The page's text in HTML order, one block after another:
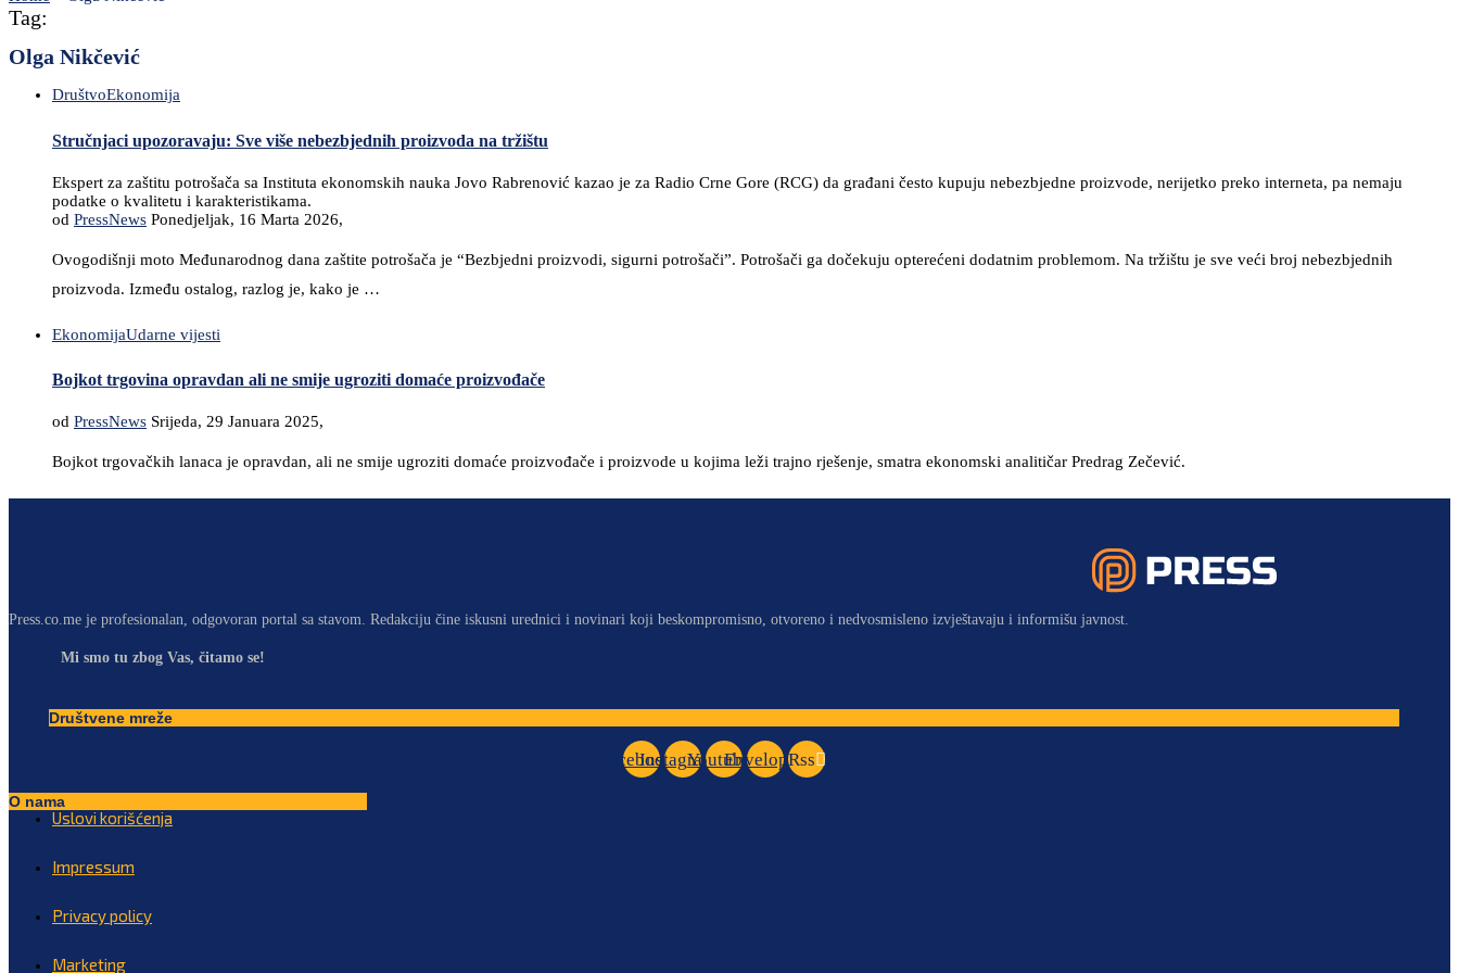
Tag:
Olga Nikčević
DruštvoEkonomija
Stručnjaci upozoravaju: Sve više nebezbjednih proizvoda na tržištu
Ekspert za zaštitu potrošača sa Instituta ekonomskih nauka Jovo Rabrenović kazao je za Radio Crne Gore (RCG) da građani često kupuju nebezbjedne proizvode, nerijetko preko interneta, pa nemaju
podatke o kvalitetu i karakteristikama.
od PressNews Ponedjeljak, 16 Marta 2026,
Ovogodišnji moto Međunarodnog dana zaštite potrošača je “Bezbjedni proizvodi, sigurni potrošači”. Potrošači ga dočekuju opterećeni dodatnim problemom. Na tržištu je sve veći broj nebezbjednih
proizvoda. Između ostalog, razlog je, kako je …
EkonomijaUdarne vijesti
Bojkot trgovina opravdan ali ne smije ugroziti domaće proizvođače
od PressNews Srijeda, 29 Januara 2025,
Bojkot trgovačkih lanaca je opravdan, ali ne smije ugroziti domaće proizvođače i proizvode u kojima leži trajno rješenje, smatra ekonomski analitičar Predrag Zečević.
Press.co.me je profesionalan, odgovoran portal sa stavom. Redakciju čine iskusni urednici i novinari koji beskompromisno, otvoreno i nedvosmisleno izvještavaju i informišu javnost.
Mi smo tu zbog Vas, čitamo se!
Društvene mreže
Facebook
InstagramYoutubeEnvelopeRss
O nama
Uslovi korišćenja
Impressum
Privacy policy
Marketing